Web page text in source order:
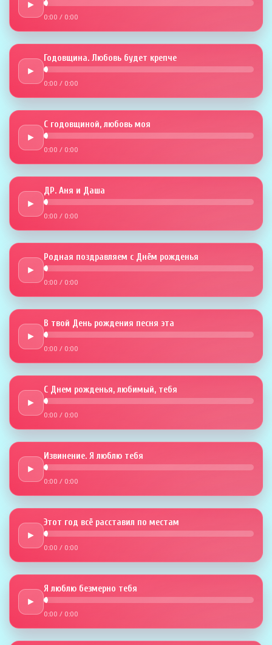
►
0:00 / 0:00
►
Годовщина. Любовь будет крепче
0:00 / 0:00
►
С годовщиной, любовь моя
0:00 / 0:00
►
ДР. Аня и Даша
0:00 / 0:00
►
Родная поздравляем с Днём рожденья
0:00 / 0:00
►
В твой День рождения песня эта
0:00 / 0:00
►
С Днем рожденья, любимый, тебя
0:00 / 0:00
►
Извинение. Я люблю тебя
0:00 / 0:00
►
Этот год всё расставил по местам
0:00 / 0:00
►
Я люблю безмерно тебя
0:00 / 0:00